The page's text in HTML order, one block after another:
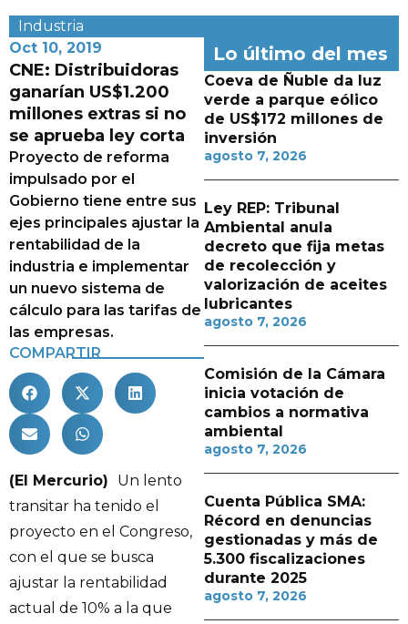
Industria
Oct 10, 2019
CNE: Distribuidoras
ganarían US$1.200
millones extras si no
se aprueba ley corta
Proyecto de reforma
impulsado por el
Gobierno tiene entre sus
ejes principales ajustar la
rentabilidad de la
industria e implementar
un nuevo sistema de
cálculo para las tarifas de
las empresas.
COMPARTIR
(El Mercurio) Un lento
transitar ha tenido el
proyecto en el Congreso,
con el que se busca
ajustar la rentabilidad
actual de 10% a la que
Lo último del mes
Coeva de Ñuble da luz
verde a parque eólico
de US$172 millones de
inversión
agosto 7, 2026
Ley REP: Tribunal
Ambiental anula
decreto que fija metas
de recolección y
valorización de aceites
lubricantes
agosto 7, 2026
Comisión de la Cámara
inicia votación de
cambios a normativa
ambiental
agosto 7, 2026
Cuenta Pública SMA:
Récord en denuncias
gestionadas y más de
5.300 fiscalizaciones
durante 2025
agosto 7, 2026